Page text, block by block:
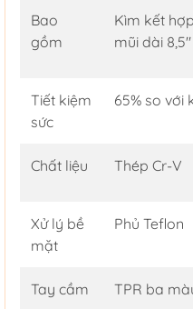
Bao
gồm
Kìm kết
mũi dài 8,5"
Tiết kiệm
sức
65% so với
Chất liệu Thép Cr-V
Xử lý bề
mặt
Phủ Teflon
Tay cầm TPR ba